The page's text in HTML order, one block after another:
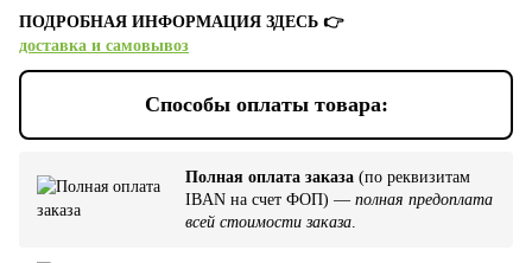
ПОДРОБНАЯ ИНФОРМАЦИЯ ЗДЕСЬ 👉
доставка и самовывоз
Способы оплаты товара:
Полная оплата заказа (по реквизитам
IBAN на счет ФОП) — полная предоплата
всей стоимости заказа